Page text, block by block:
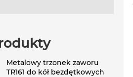
Metalowy trzonek zaworu
TR161 do kół bezdętkowych